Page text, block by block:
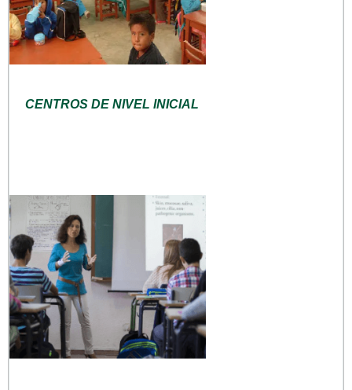
CENTROS DE NIVEL INICIAL